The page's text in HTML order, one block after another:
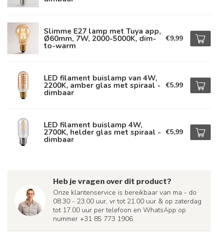
Slimme E27 lamp met Tuya app,
Ø60mm, 7W, 2000-5000K, dim-
to-warm
€9,99
LED filament buislamp van 4W,
2200K, amber glas met spiraal -
dimbaar
€5,99
LED filament buislamp 4W,
2700K, helder glas met spiraal -
dimbaar
€5,99
Heb je vragen over dit product?
Onze klantenservice is bereikbaar van ma - do
08.30 - 23.00 uur, vr tot 21.00 uur & op zaterdag
tot 17.00 uur per telefoon en WhatsApp op
nummer +31 85 773 1906